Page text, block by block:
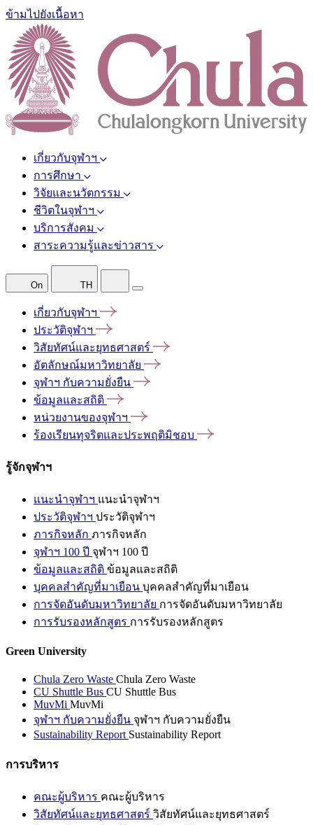
ข้ามไปยังเนื้อหา
เกี่ยวกับจุฬาฯ
การศึกษา
วิจัยและนวัตกรรม
ชีวิตในจุฬาฯ
บริการสังคม
สาระความรู้และข่าวสาร
On TH
เกี่ยวกับจุฬาฯ
ประวัติจุฬาฯ
วิสัยทัศน์และยุทธศาสตร์
อัตลักษณ์มหาวิทยาลัย
จุฬาฯ กับความยั่งยืน
ข้อมูลและสถิติ
หน่วยงานของจุฬาฯ
ร้องเรียนทุจริตและประพฤติมิชอบ
รู้จักจุฬาฯ
แนะนำจุฬาฯ แนะนำจุฬาฯ
ประวัติจุฬาฯ ประวัติจุฬาฯ
ภารกิจหลัก ภารกิจหลัก
จุฬาฯ 100 ปี จุฬาฯ 100 ปี
ข้อมูลและสถิติ ข้อมูลและสถิติ
บุคคลสำคัญที่มาเยือน บุคคลสำคัญที่มาเยือน
การจัดอันดับมหาวิทยาลัย การจัดอันดับมหาวิทยาลัย
การรับรองหลักสูตร การรับรองหลักสูตร
Green University
Chula Zero Waste Chula Zero Waste
CU Shuttle Bus CU Shuttle Bus
MuvMi MuvMi
จุฬาฯ กับความยั่งยืน จุฬาฯ กับความยั่งยืน
Sustainability Report Sustainability Report
การบริหาร
คณะผู้บริหาร คณะผู้บริหาร
วิสัยทัศน์และยุทธศาสตร์ วิสัยทัศน์และยุทธศาสตร์